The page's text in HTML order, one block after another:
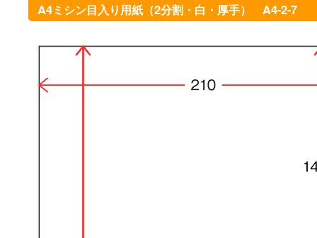
A4ミシン目入り用紙（2分割・白・厚手） A4-2-7